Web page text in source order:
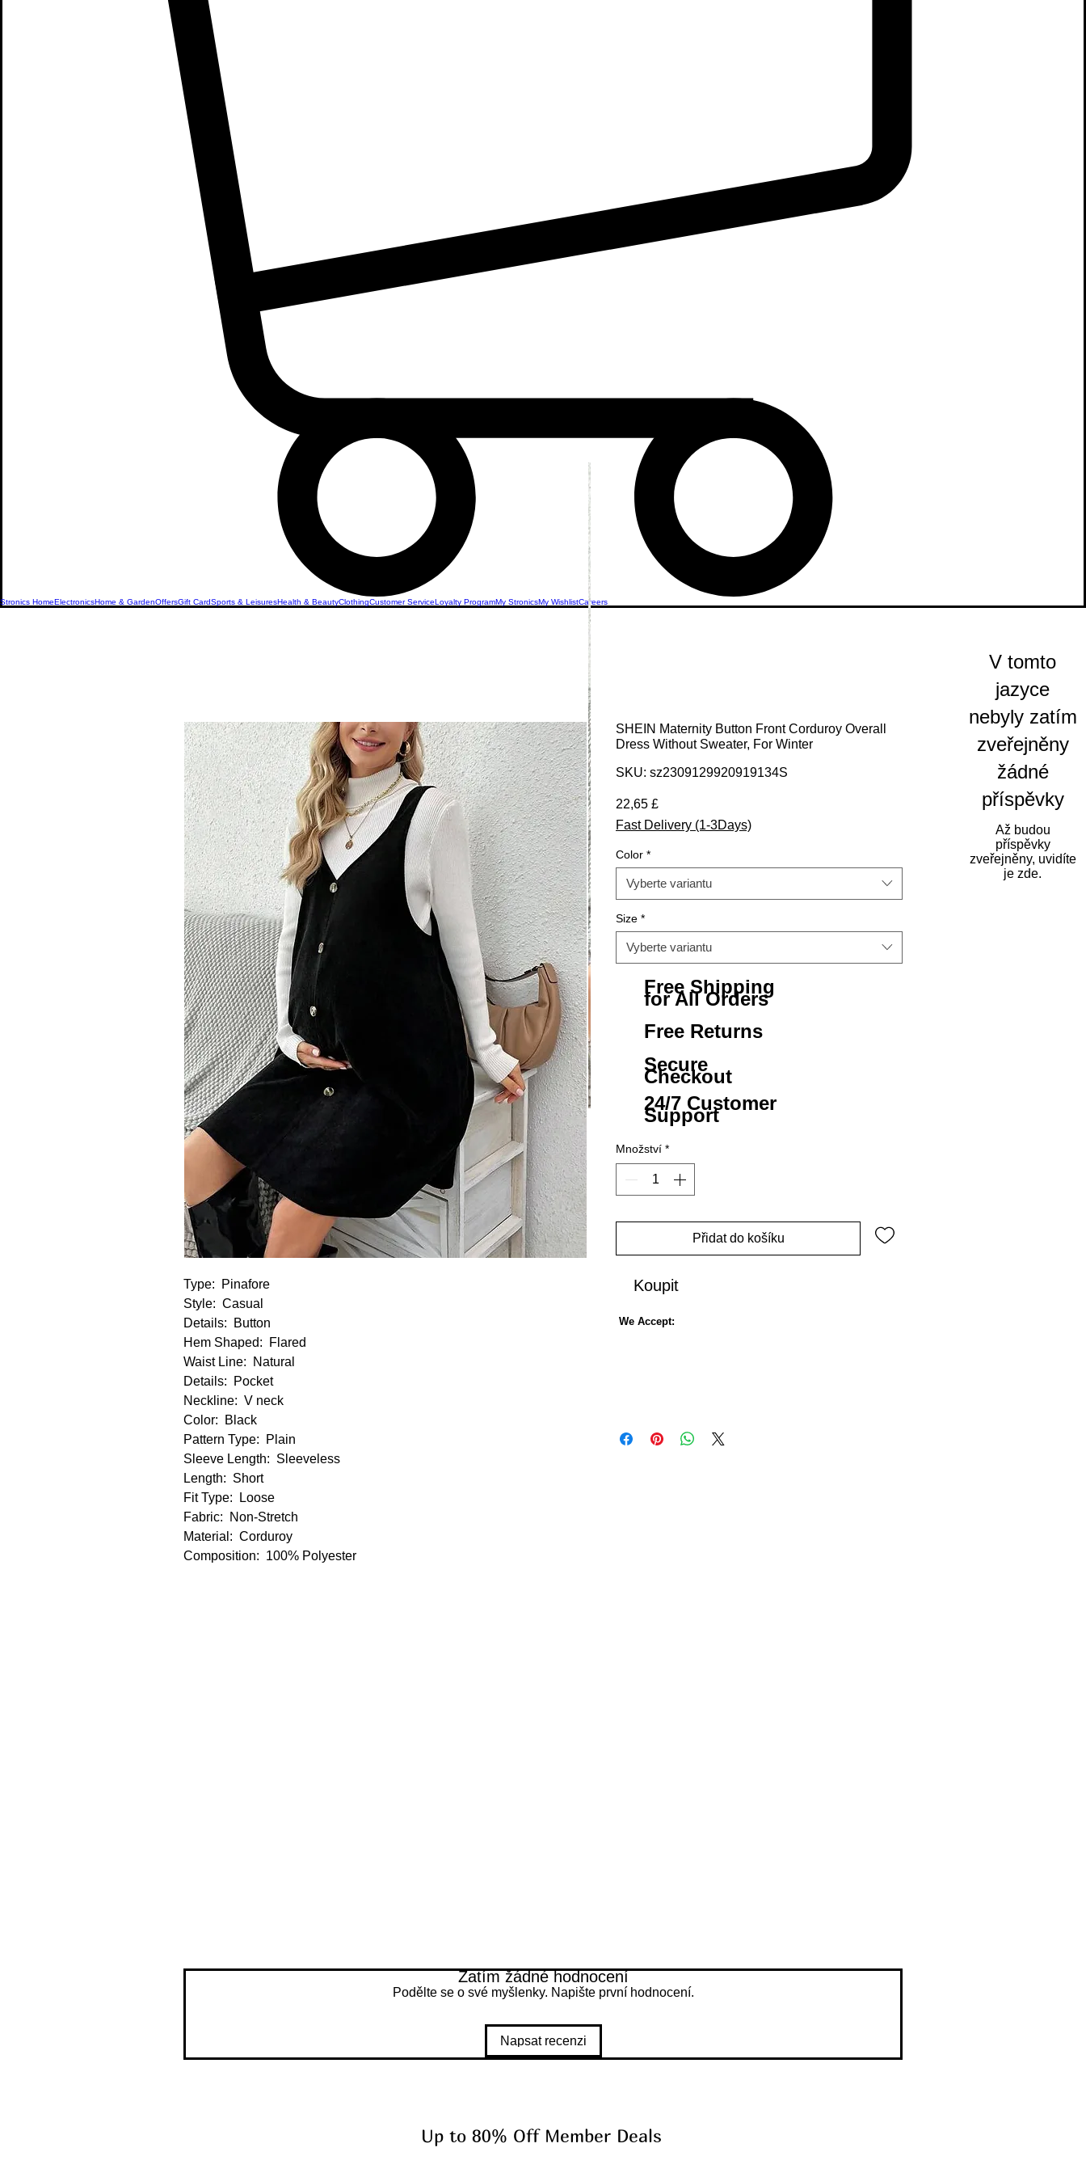
Stronics HomeElectronicsHome & GardenOffersGift CardSports & LeisuresHealth & BeautyClothingCustomer ServiceLoyalty ProgramMy StronicsMy WishlistCareers
Type:
  Pinafore
Style:
  Casual
Details:
  Button
Hem Shaped:
  Flared
Waist Line:
  Natural
Details:
  Pocket
Neckline:
  V neck
Color:
  Black
Pattern Type:
  Plain
Sleeve Length:
  Sleeveless
Length:
  Short
Fit Type:
  Loose
Fabric:
  Non-Stretch
Material:
  Corduroy
Composition:
  100% Polyester
SHEIN Maternity Button Front Corduroy Overall
Dress Without Sweater, For Winter
SKU: sz2309129920919134S
22,65 £Cena
Fast Delivery (1-3Days)
Color *
Vyberte variantu
Size *
Vyberte variantu
Free Shipping
for All Orders
Free Returns
Secure
Checkout
24/7 Customer
Support
Množství *
Přidat do košíku
Koupit
We Accept:
Zatím žádné hodnocení
Podělte se o své myšlenky. Napište první hodnocení.
Napsat recenzi
V tomto
jazyce
nebyly zatím
zveřejněny
žádné
příspěvky
Až budou
příspěvky
zveřejněny, uvidíte
je zde.
Up to 80% Off Member Deals